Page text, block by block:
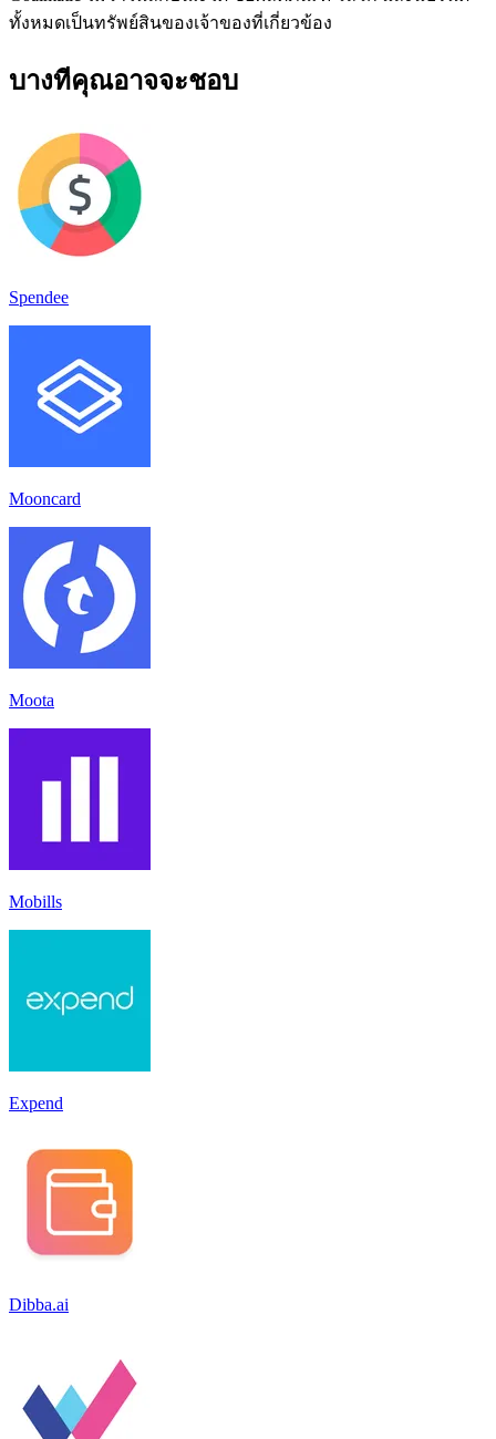
ทั้งหมดเป็นทรัพย์สินของเจ้าของที่เกี่ยวข้อง
บางทีคุณอาจจะชอบ
Spendee
Mooncard
Moota
Mobills
Expend
Dibba.ai